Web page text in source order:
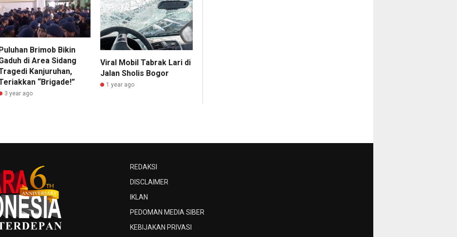
Puluhan Brimob Bikin
di Area Sidang
Kanjuruhan,
“Brigade!”
3 year ago
Viral Mobil Tabrak Lari di
Jalan Sholis Bogor
1 year ago
REDAKSI
DISCLAIMER
IKLAN
PEDOMAN MEDIA SIBER
KEBIJAKAN PRIVASI